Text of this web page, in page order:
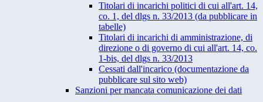
Titolari di incarichi politici di cui all'art. 14,
co. 1, del dlgs n. 33/2013 (da pubblicare in
tabelle)
Titolari di incarichi di amministrazione, di
direzione o di governo di cui all'art. 14, co.
1-bis, del dlgs n. 33/2013
Cessati dall'incarico (documentazione da
pubblicare sul sito web)
Sanzioni per mancata comunicazione dei dati